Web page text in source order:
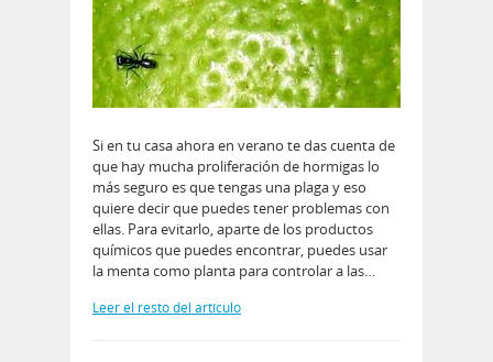
Si en tu casa ahora en verano te das cuenta de
que hay mucha proliferación de hormigas lo
más seguro es que tengas una plaga y eso
quiere decir que puedes tener problemas con
ellas. Para evitarlo, aparte de los productos
químicos que puedes encontrar, puedes usar
la menta como planta para controlar a las…
Leer el resto del artículo